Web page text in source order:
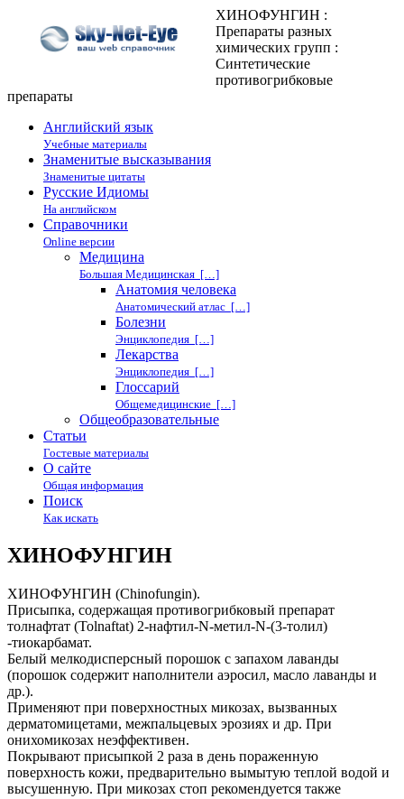
ХИНОФУНГИН :
Препараты разных
химических групп :
Синтетические
противогрибковые
препараты
Английский язык
Учебные материалы
Знаменитые высказывания
Знаменитые цитаты
Русские Идиомы
На английском
Справочники
Online версии
Медицина
Большая Медицинская […]
Анатомия человека
Анатомический атлас […]
Болезни
Энциклопедия […]
Лекарства
Энциклопедия […]
Глоссарий
Общемедицинские […]
Общеобразовательные
Статьи
Гостевые материалы
О сайте
Общая информация
Поиск
Как искать
ХИНОФУНГИН
ХИНОФУНГИН (Chinofungin).
Присыпка, содержащая противогрибковый препарат
толнафтат (Tolnaftat) 2-нафтил-N-метил-N-(3-толил)
-тиокарбамат.
Белый мелкодисперсный порошок с запахом лаванды
(порошок содержит наполнители аэросил, масло лаванды и
др.).
Применяют при поверхностных микозах, вызванных
дерматомицетами, межпальцевых эрозиях и др. При
онихомикозах неэффективен.
Покрывают присыпкой 2 раза в день пораженную
поверхность кожи, предварительно вымытую теплой водой и
высушенную. При микозах стоп рекомендуется также